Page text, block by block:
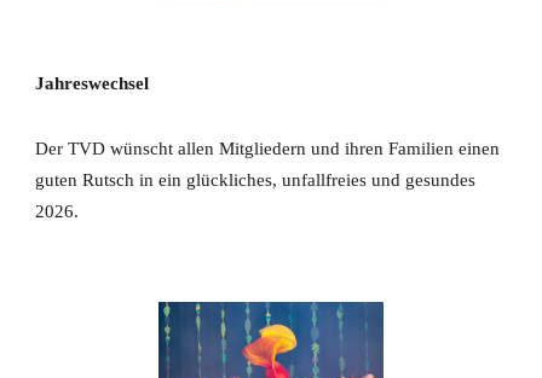
Jahreswechsel
Der TVD wünscht allen Mitgliedern und ihren Familien einen
guten Rutsch in ein glückliches, unfallfreies und gesundes
2026.